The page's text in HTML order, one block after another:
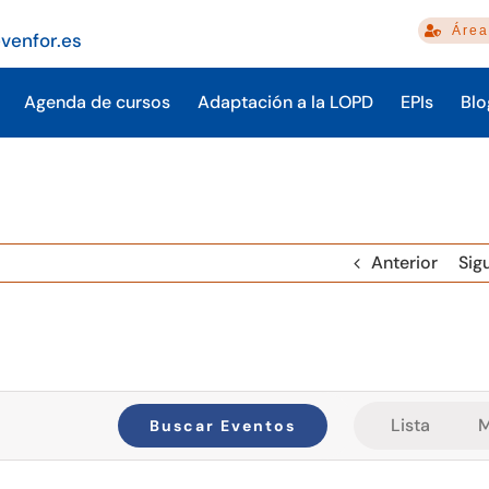
Agenda de cursos Adaptación a la LOPD EPIs
Anterior
Buscar Eventos Lista